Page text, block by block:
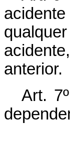
anterior.
Art.